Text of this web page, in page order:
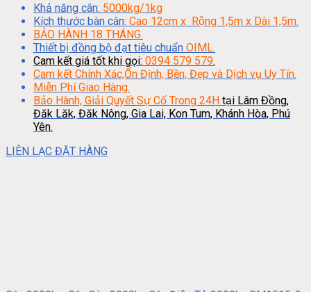
Khả năng cân: 5000kg/1kg
Kích thước bàn cân: Cao 12cm x Rộng 1,5m x Dài 1,5m.
BẢO HÀNH 18 THÁNG.
Thiết bị đồng bộ đạt tiêu chuẩn OIML.
Cam kết giá tốt khi gọi: 0394 579 579.
Cam kết Chính Xác,Ổn Định, Bền, Đẹp và Dịch vụ Uy Tín.
Miễn Phí Giao Hàng.
Bảo Hành, Giải Quyết Sự Cố Trong 24H tại Lâm Đồng,
Đăk Lăk, Đăk Nông, Gia Lai, Kon Tum, Khánh Hòa, Phú
Yên.
LIÊN LẠC ĐẶT HÀNG